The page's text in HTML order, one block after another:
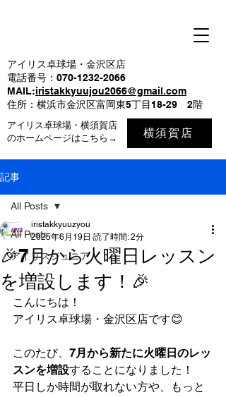
アイリス卓球場・金沢区店
電話番号：070-1232-2066
MAIL:iristakkyuujou2066@gmail.com
住所：横浜市金沢区富岡東5丁目18-29 2階
アイリス卓球場・横須賀店
のホームページはこちら→
横須賀店
記事
All Posts
アイリスジュニア
All Posts
🎉7月から火曜日レッスン
を増設します！🎉
iristakkyuuzyou
2025年6月19日 読了時間: 2分
こんにちは！
アイリス卓球場・金沢区店です😊
このたび、 7月から新たに火曜日のレッ
スンを増設することになりました！
平日しか時間が取れない方や、もっと